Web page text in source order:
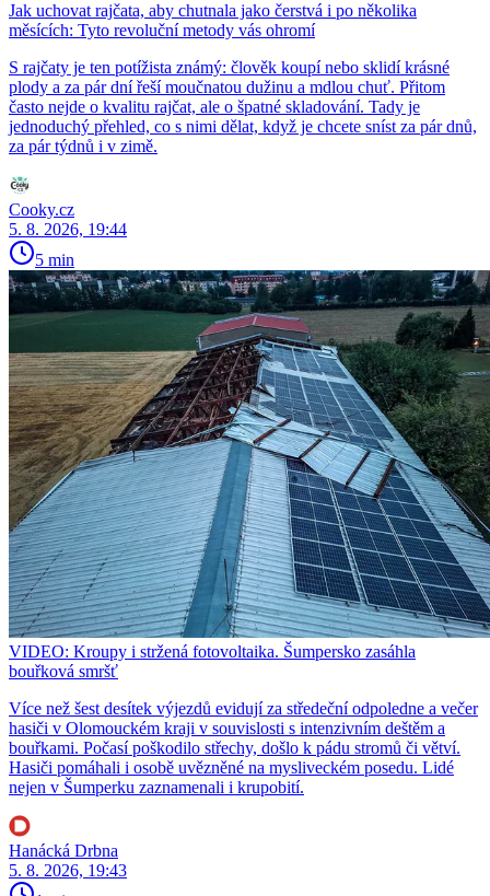
Jak uchovat rajčata, aby chutnala jako čerstvá i po několika
měsících: Tyto revoluční metody vás ohromí
S rajčaty je ten potížista známý: člověk koupí nebo sklidí krásné
plody a za pár dní řeší moučnatou dužinu a mdlou chuť. Přitom
často nejde o kvalitu rajčat, ale o špatné skladování. Tady je
jednoduchý přehled, co s nimi dělat, když je chcete sníst za pár dnů,
za pár týdnů i v zimě.
Cooky.cz
5. 8. 2026, 19:44
5 min
VIDEO: Kroupy i stržená fotovoltaika. Šumpersko zasáhla
bouřková smršť
Více než šest desítek výjezdů evidují za středeční odpoledne a večer
hasiči v Olomouckém kraji v souvislosti s intenzivním deštěm a
bouřkami. Počasí poškodilo střechy, došlo k pádu stromů či větví.
Hasiči pomáhali i osobě uvězněné na mysliveckém posedu. Lidé
nejen v Šumperku zaznamenali i krupobití.
Hanácká Drbna
5. 8. 2026, 19:43